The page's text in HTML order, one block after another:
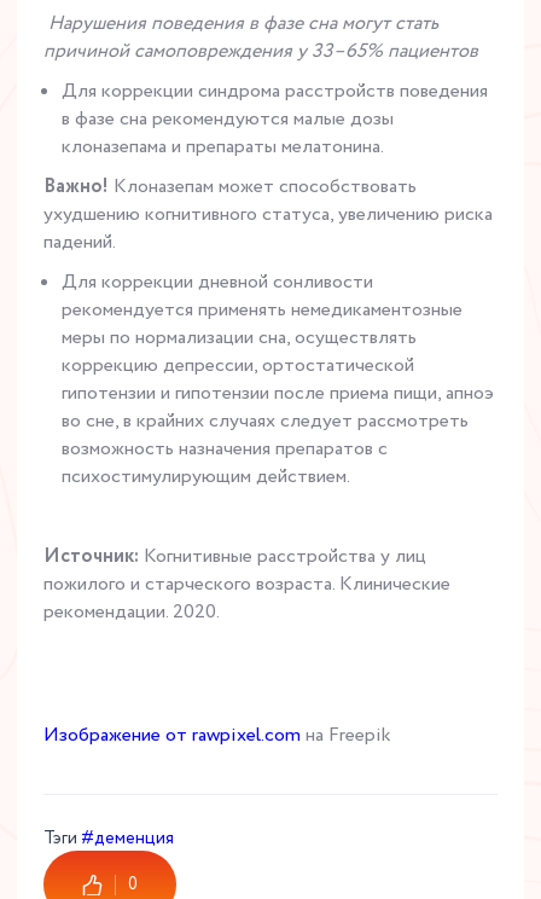
Нарушения поведения в фазе сна могут стать
причиной самоповреждения у 33–65% пациентов
Для коррекции синдрома расстройств поведения
в фазе сна рекомендуются малые дозы
клоназепама и препараты мелатонина.
Важно! Клоназепам может способствовать
ухудшению когнитивного статуса, увеличению риска
падений.
Для коррекции дневной сонливости
рекомендуется применять немедикаментозные
меры по нормализации сна, осуществлять
коррекцию депрессии, ортостатической
гипотензии и гипотензии после приема пищи, апноэ
во сне, в крайних случаях следует рассмотреть
возможность назначения препаратов с
психостимулирующим действием.
Источник: Когнитивные расстройства у лиц
пожилого и старческого возраста. Клинические
рекомендации. 2020.
Изображение от rawpixel.com на Freepik
Тэги #деменция
0